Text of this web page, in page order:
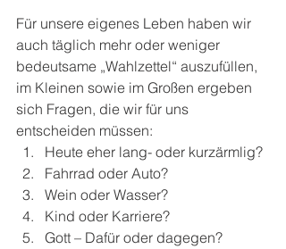
Für unsere eigenes Leben haben wir
auch täglich mehr oder weniger
bedeutsame „Wahlzettel“ auszufüllen,
im Kleinen sowie im Großen ergeben
sich Fragen, die wir für uns
entscheiden müssen:
Heute eher lang- oder kurzärmlig?
Fahrrad oder Auto?
Wein oder Wasser?
Kind oder Karriere?
Gott – Dafür oder dagegen?